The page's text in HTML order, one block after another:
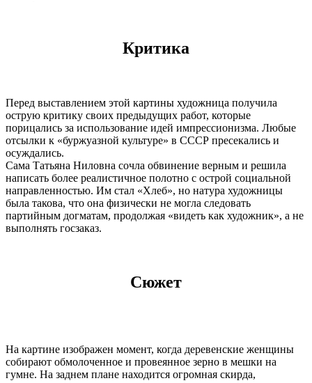
Критика
Перед выставлением этой картины художница получила
острую критику своих предыдущих работ, которые
порицались за использование идей импрессионизма. Любые
отсылки к «буржуазной культуре» в СССР пресекались и
осуждались.
Сама Татьяна Ниловна сочла обвинение верным и решила
написать более реалистичное полотно с острой социальной
направленностью. Им стал «Хлеб», но натура художницы
была такова, что она физически не могла следовать
партийным догматам, продолжая «видеть как художник», а не
выполнять госзаказ.
Сюжет
На картине изображен момент, когда деревенские женщины
собирают обмолоченное и провеянное зерно в мешки на
гумне. На заднем плане находится огромная скирда,